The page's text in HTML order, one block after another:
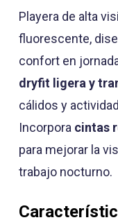
Playera de alta
fluorescente,
confort en
dryfit ligera y
cálidos y
Incorpora cintas
para mejorar la
trabajo nocturno.